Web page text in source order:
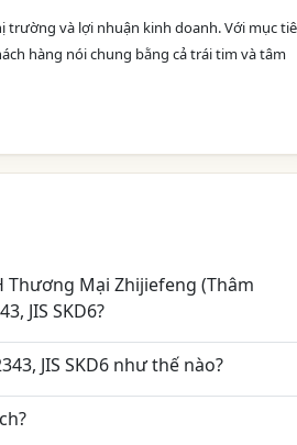
và lợi nhuận kinh doanh. Với mục
hàng nói chung bằng cả trái tim và tâm
Thương Mại Zhijiefeng (Thâm
JIS SKD6?
JIS SKD6 như thế nào?